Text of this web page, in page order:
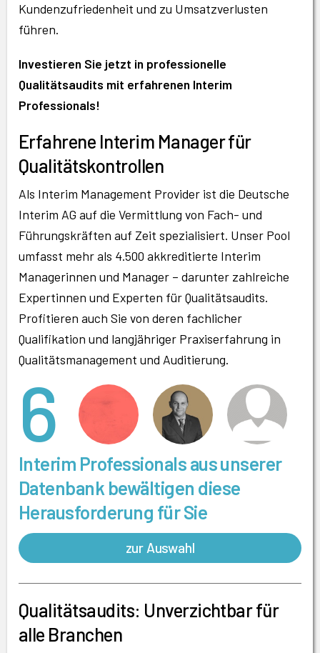
Kundenzufriedenheit und zu Umsatzverlusten
führen.
Investieren Sie jetzt in professionelle
Qualitätsaudits mit erfahrenen Interim
Professionals!
Erfahrene Interim Manager für
Qualitätskontrollen
Als Interim Management Provider ist die Deutsche
Interim AG auf die Vermittlung von Fach- und
Führungskräften auf Zeit spezialisiert. Unser Pool
umfasst mehr als 4.500 akkreditierte Interim
Managerinnen und Manager – darunter zahlreiche
Expertinnen und Experten für Qualitätsaudits.
Profitieren auch Sie von deren fachlicher
Qualifikation und langjähriger Praxiserfahrung in
Qualitätsmanagement und Auditierung.
6
Interim Professionals aus unserer
Datenbank bewältigen diese
Herausforderung für Sie
zur Auswahl
Qualitätsaudits: Unverzichtbar für
alle Branchen